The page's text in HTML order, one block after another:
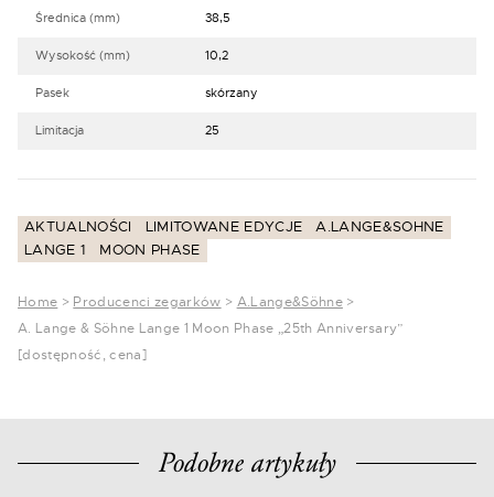
Średnica (mm) 38,5
Wysokość (mm) 10,2
Pasek skórzany
Limitacja 25
AKTUALNOŚCI LIMITOWANE EDYCJE
A.LANGE&SOHNE
LANGE 1
MOON PHASE
Home > Producenci zegarków > A.Lange&Söhne>
A. Lange & Söhne Lange 1 Moon Phase „25th Anniversary”
[dostępność, cena]
Podobne artykuły